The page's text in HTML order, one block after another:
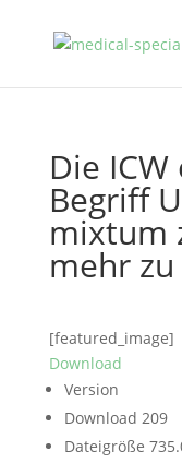
Die
Begriff
mixtum
mehr
[featured_image]
Download
Version
Download 209
Dateigröße